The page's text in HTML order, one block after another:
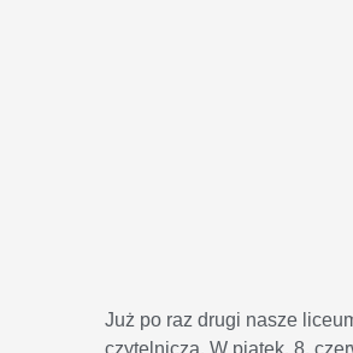
Już po raz drugi nasze
czytelniczą. W piątek, 8.